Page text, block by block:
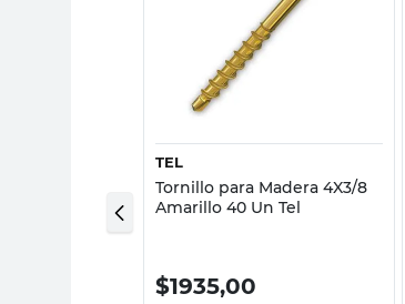
Vista rápida
TEL
Tornillo para Madera 4X3/8
Amarillo 40 Un Tel
$1935,00